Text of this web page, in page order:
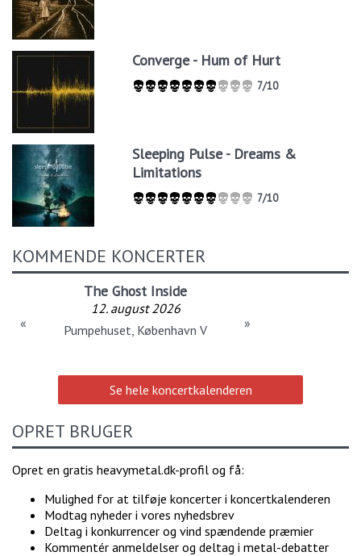
Converge - Hum of Hurt
7/10
Sleeping Pulse - Dreams &
Limitations
7/10
KOMMENDE KONCERTER
The Ghost Inside
12. august 2026
Pumpehuset, København V
« »
Se hele koncertkalenderen
OPRET BRUGER
Opret en gratis heavymetal.dk-profil og få:
Mulighed for at tilføje koncerter i koncertkalenderen
Modtag nyheder i vores nyhedsbrev
Deltag i konkurrencer og vind spændende præmier
Kommentér anmeldelser og deltag i metal-debatter